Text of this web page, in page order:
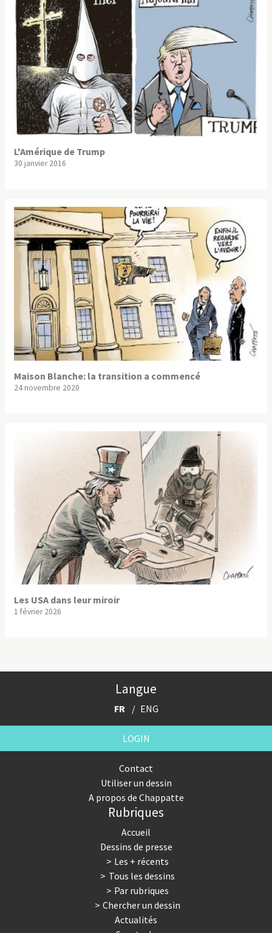
L'Amérique de Trump
30 janvier 2016
Maison Blanche: la transition a commencé
24 novembre 2020
Les USA dans leur miroir
1 février 2026
Langue
FR ENG
LOGIN
Contact
Utiliser un dessin
A propos de Chappatte
Rubriques
Accueil
Dessins de presse
Les + récents
Tous les dessins
Par rubriques
Chercher un dessin
Actualités